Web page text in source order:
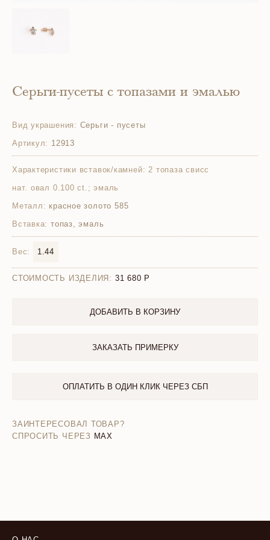
Серьги-пусеты с топазами и эмалью
Вид украшения: Серьги - пусеты
Артикул: 12913
Характеристики вставок/камней: 2 топаза свисс
нат. овал 0.100 ct.; эмаль
Металл: красное золото 585
Вставка: топаз, эмаль
Вес: 1.44
СТОИМОСТЬ ИЗДЕЛИЯ: 31 680
ДОБАВИТЬ В КОРЗИНУ
ЗАКАЗАТЬ ПРИМЕРКУ
ОПЛАТИТЬ В ОДИН КЛИК ЧЕРЕЗ СБП
ЗАИНТЕРЕСОВАЛ ТОВАР?
СПРОСИТЬ ЧЕРЕЗ MAX